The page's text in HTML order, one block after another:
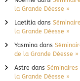
la Grande Déesse »
Laetitiadans
la Grande Déesse »
Yasminadans
de la Grande Déesse »
Astre dans
la Grande Déesse »